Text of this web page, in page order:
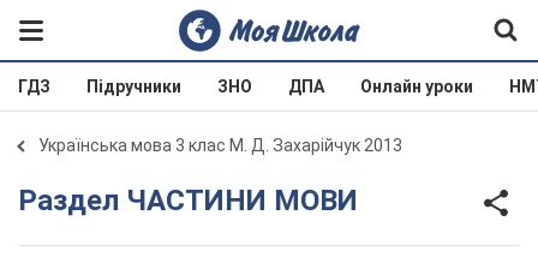
ГДЗ Підручники ЗНО ДПА Онлайн уроки
Українська мова 3 клас М. Д. Захарійчук 2013
Раздел ЧАСТИНИ МОВИ